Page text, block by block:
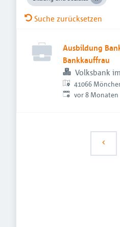
Suche zurücksetzen
Ausbildung
Bankkauffrau
Volksbank
41066
Veröffentlicht:
vor 8 Monaten